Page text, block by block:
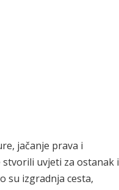
jačanje prava i
uvjeti za ostanak i
su izgradnja cesta,